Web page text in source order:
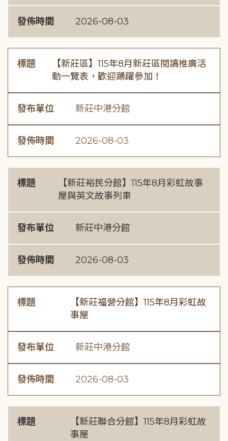
發佈時間 2026-08-03
標題
【新莊區】115年8月新莊區閱讀推廣活
動一覽表，歡迎踴躍參加！
發布單位 新莊中港分館
發佈時間 2026-08-03
標題
【新莊裕民分館】115年8月彩虹故事
屋與英文故事列車
發布單位 新莊中港分館
發佈時間 2026-08-03
標題
【新莊福營分館】115年8月彩虹故
事屋
發布單位 新莊中港分館
發佈時間 2026-08-03
標題
【新莊聯合分館】115年8月彩虹故
事屋